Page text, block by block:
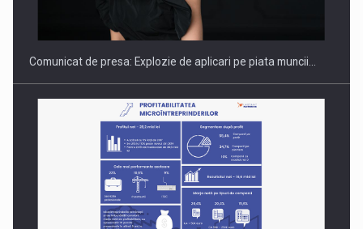
INTERNATIONAL BUSINESS SCENE
Comunicat de presa: Explozie de aplicari pe piata muncii…